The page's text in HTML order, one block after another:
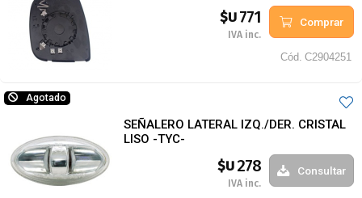
$U771
IVA inc.
Comprar
Cód. C2904251
Agotado
SEÑALERO LATERAL IZQ./DER. CRISTAL
LISO -TYC-
$U278
IVA inc.
Consultar